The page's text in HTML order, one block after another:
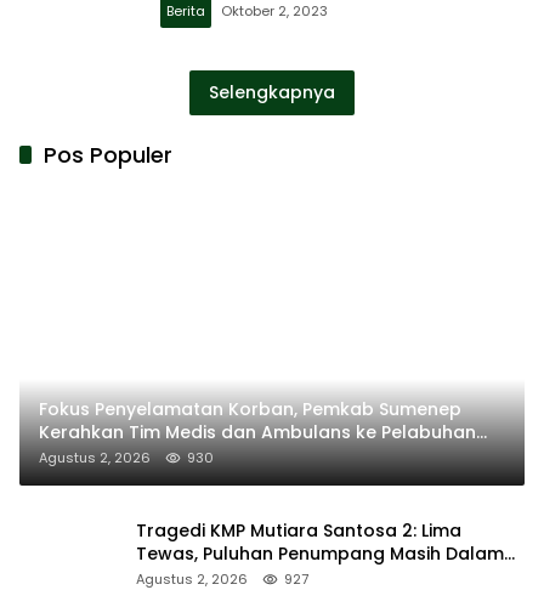
Berita Oktober 2, 2023
Selengkapnya
Pos Populer
Fokus Penyelamatan Korban, Pemkab Sumenep
Kerahkan Tim Medis dan Ambulans ke Pelabuhan
Kalianget
Agustus 2, 2026 930
Tragedi KMP Mutiara Santosa 2: Lima
Tewas, Puluhan Penumpang Masih Dalam
Pencarian
Agustus 2, 2026 927